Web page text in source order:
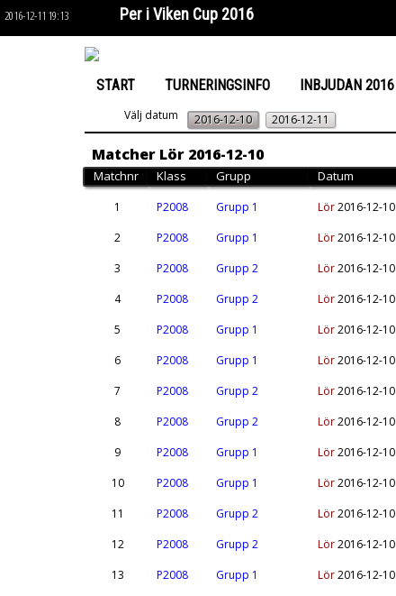
2016-12-11 19:13 Per i Viken Cup 2016
START TURNERINGSINFO INBJUDAN 2016
Välj datum 2016-12-10 2016-12-11
Matcher Lör 2016-12-10
Matchnr Klass Grupp Datum
1 P2008 Grupp 1 Lör2016-12-10
2
P2008 Grupp 1 Lör2016-12-10
3
P2008 Grupp 2 Lör2016-12-10
4
P2008 Grupp 2 Lör2016-12-10
5
P2008 Grupp 1 Lör2016-12-10
6
P2008 Grupp 1 Lör2016-12-10
7
P2008 Grupp 2 Lör2016-12-10
8
P2008 Grupp 2 Lör2016-12-10
9
P2008 Grupp 1 Lör2016-12-10
10
P2008 Grupp 1 Lör2016-12-10
11
P2008 Grupp 2 Lör2016-12-10
12
P2008 Grupp 2 Lör2016-12-10
13
P2008 Grupp 1 Lör2016-12-10